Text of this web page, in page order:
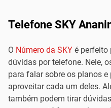
Telefone SKY
O Número da SKY é perfeito
dúvidas por telefone. Nele,
para falar sobre os planos
aproveitar cada um deles.
também podem tirar